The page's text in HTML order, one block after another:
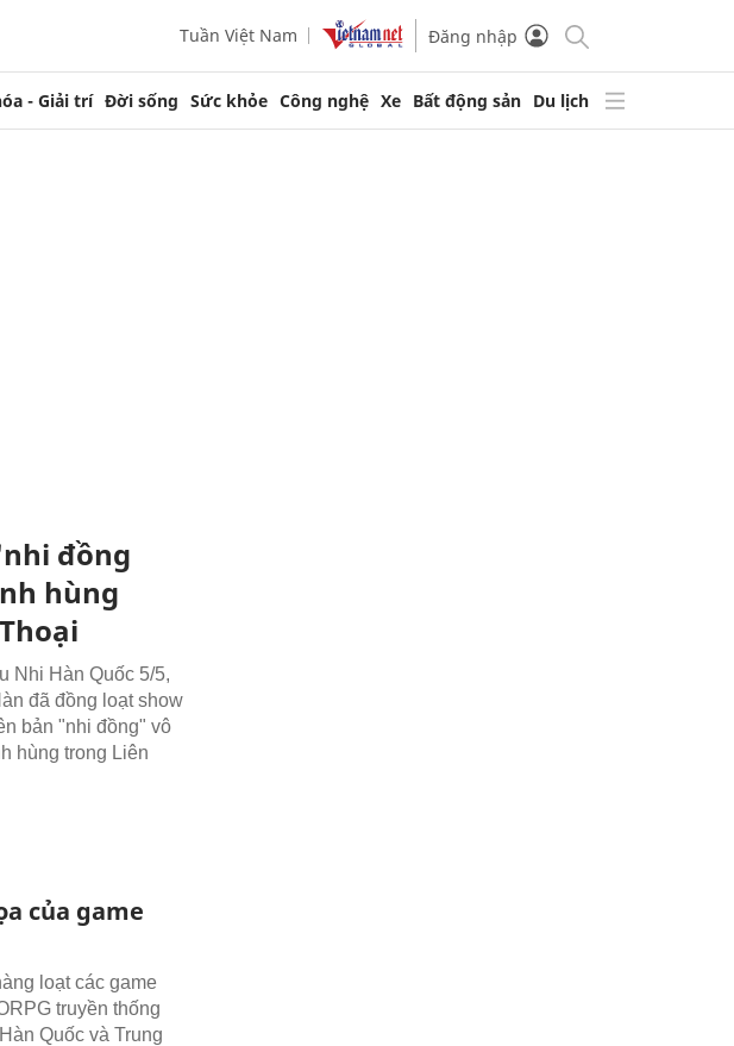
Tuần Việt Nam Đăng nhập
- Giải trí Đời sống Sức khỏe Công nghệ Xe Bất động sản Du lịch
đồng
hùng
Nhi Hàn Quốc 5/5,
đã đồng loạt show
bản "nhi đồng" vô
hùng trong Liên
của game
loạt các game
truyền thống
Quốc và Trung